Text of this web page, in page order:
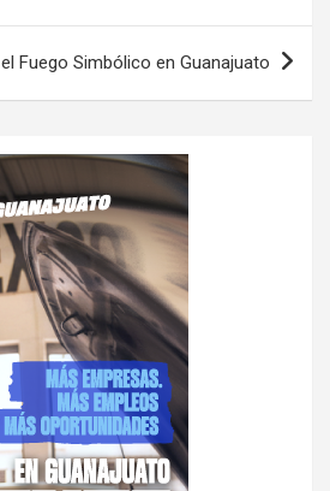
Fuego Simbólico en Guanajuato